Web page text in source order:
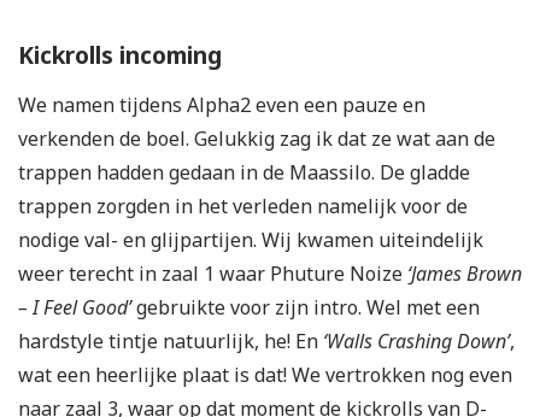
Kickrolls incoming
We namen tijdens Alpha2 even een pauze en
verkenden de boel. Gelukkig zag ik dat ze wat aan de
trappen hadden gedaan in de Maassilo. De gladde
trappen zorgden in het verleden namelijk voor de
nodige val- en glijpartijen. Wij kwamen uiteindelijk
weer terecht in zaal 1 waar Phuture Noize ‘James Brown
– I Feel Good’gebruikte voor zijn intro. Wel met een
hardstyle tintje natuurlijk, he! En ‘Walls Crashing Down’,
wat een heerlijke plaat is dat! We vertrokken nog even
naar zaal 3, waar op dat moment de kickrolls van D-